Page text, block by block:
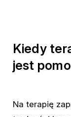
Kiedy
jest
Na terapię